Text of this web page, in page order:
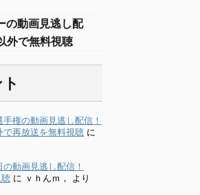
動画見逃し配
で無料視聴
権の動画見逃し配信！
で再放送を無料視聴 に
動画見逃し配信！
に ｖｈんｍ， より